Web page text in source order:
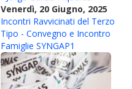
Venerdì, 20 Giugno, 2025
Incontri Ravvicinati del Terzo
Tipo - Convegno e Incontro
Famiglie SYNGAP1